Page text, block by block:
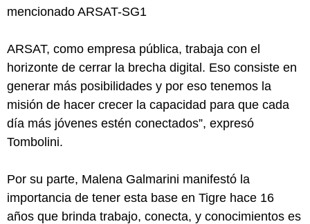
mencionado ARSAT-SG1
ARSAT, como empresa pública, trabaja con el
horizonte de cerrar la brecha digital. Eso consiste en
generar más posibilidades y por eso tenemos la
misión de hacer crecer la capacidad para que cada
día más jóvenes estén conectados”, expresó
Tombolini.
Por su parte, Malena Galmarini manifestó la
importancia de tener esta base en Tigre hace 16
años que brinda trabajo, conecta, y conocimientos es